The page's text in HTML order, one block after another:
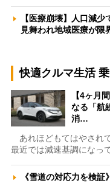
【医療崩壊】人口減
見舞われ地域医療が
快適クルマ生活
【4ヶ月
なる「航
消…
あれほどもてはやされ
最近では減速基調になっ
《雪道の対応力を検